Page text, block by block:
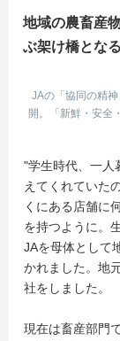
地域の農畜産
ぶ架け橋となる
JAの「協同の精
開。「新鮮・安全
"学生時代、一人
えてくれていた
くにある店舗に
を持つように。
JAを母体として
かれました。地
社をしました。
現在は畜産部門